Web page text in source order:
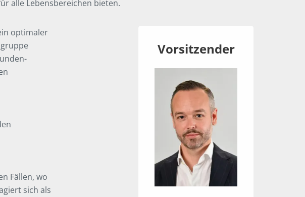
alle Lebensbereichen bieten.
optimaler
Fällen, wo
sich als
Vorsitzender